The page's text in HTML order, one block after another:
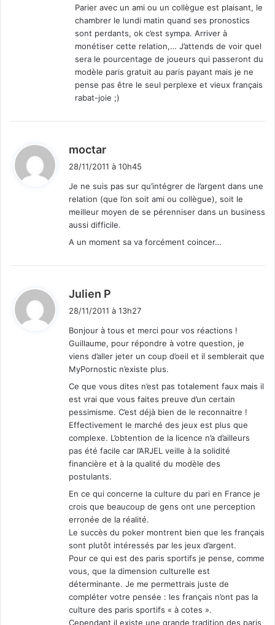
Parier avec un ami ou un collègue est plaisant, le
chambrer le lundi matin quand ses pronostics
sont perdants, ok c’est sympa. Arriver à
monétiser cette relation,… J’attends de voir quel
sera le pourcentage de joueurs qui passeront du
modèle paris gratuit au paris payant mais je ne
pense pas être le seul perplexe et vieux français
rabat-joie ;)
moctar
:
28/11/2011 à 10h45
Je ne suis pas sur qu’intégrer de l’argent dans une
relation (que l’on soit ami ou collègue), soit le
meilleur moyen de se pérenniser dans un business
aussi difficile.
A un moment sa va forcément coincer…
Julien P
:
28/11/2011 à 13h27
Bonjour à tous et merci pour vos réactions !
Guillaume, pour répondre à votre question, je
viens d’aller jeter un coup d’oeil et il semblerait que
MyPornostic n’existe plus.
Ce que vous dites n’est pas totalement faux mais il
est vrai que vous faites preuve d’un certain
pessimisme. C’est déjà bien de le reconnaitre !
Effectivement le marché des jeux est plus que
complexe. L’obtention de la licence n’a d’ailleurs
pas été facile car l’ARJEL veille à la solidité
financière et à la qualité du modèle des
postulants.
En ce qui concerne la culture du pari en France je
crois que beaucoup de gens ont une perception
erronée de la réalité.
Le succès du poker montrent bien que les français
sont plutôt intéressés par les jeux d’argent.
Pour ce qui est des paris sportifs je pense, comme
vous, que la dimension culturelle est
déterminante. Je me permettrais juste de
compléter votre pensée : les français n’ont pas la
culture des paris sportifs « à cotes ».
Cependant il existe une grande tradition des paris